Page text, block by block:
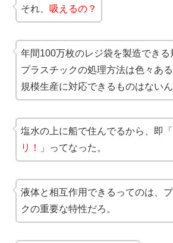
それ、 吸えるの？
年間100万枚のレジ袋を製造できる
プラスチックの処理方法は色々あ
規模生産に対応できるものはないん
塩水の上に船で住んでるから、即「
リ！
」ってなった。
液体と相互作用できるってのは、
クの重要な特性だろ。